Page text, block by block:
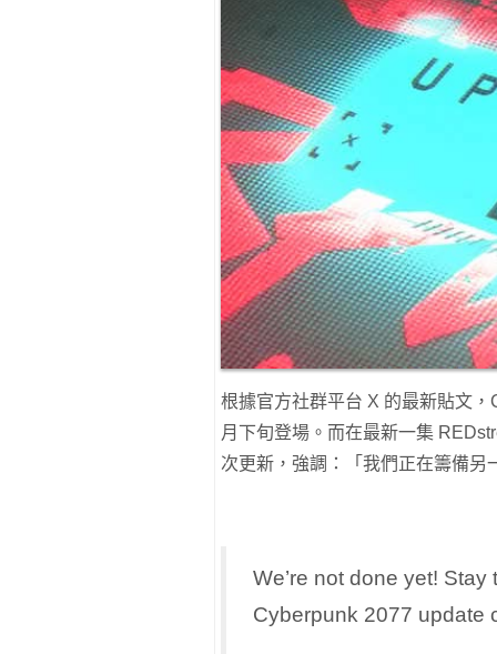
根據官方社群平台 X 的最新貼文
月下旬登場。而在最新一集
次更新，強調：「我們正在籌備另
We’re not done yet!
Cyberpunk 2077 update